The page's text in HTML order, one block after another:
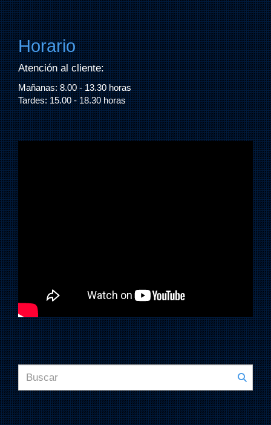
Horario
Atención al cliente:
Mañanas: 8.00 - 13.30 horas
Tardes: 15.00 - 18.30 horas